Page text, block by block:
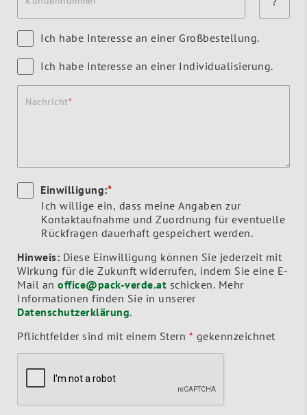
Ich habe Interesse an einer Großbestellung.
Ich habe Interesse an einer Individualisierung.
Nachricht
Einwilligung:*
Ich willige ein, dass meine Angaben zur
Kontaktaufnahme und Zuordnung für eventuelle
Rückfragen dauerhaft gespeichert werden.
Hinweis: Diese Einwilligung können Sie jederzeit mit
Wirkung für die Zukunft widerrufen, indem Sie eine E-
Mail an office@pack-verde.at
Informationen finden Sie in unserer
Datenschutzerklärung.
Pflichtfelder sind mit einem Stern * gekennzeichnet